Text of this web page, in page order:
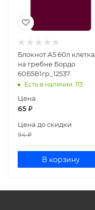
Блокнот А5 60л клетка
на гребне Бордо
60Б5В1гр_12537
Есть в наличии: 113
Цена
65 ₽
Цена до скидки
94₽
В корзину